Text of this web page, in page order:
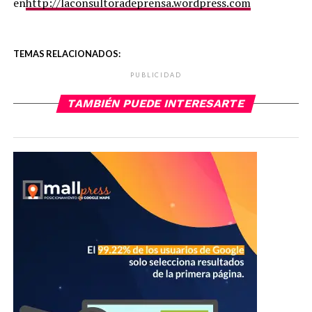
TEMAS RELACIONADOS:
PUBLICIDAD
TAMBIÉN PUEDE INTERESARTE